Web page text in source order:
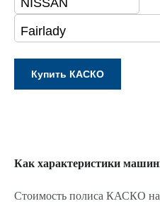
Как характеристики
Стоимость полиса КАСКО на